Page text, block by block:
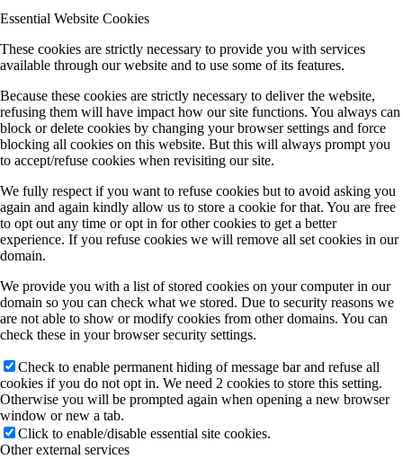
Essential Website Cookies
These cookies are strictly necessary to provide you with services
available through our website and to use some of its features.
Because these cookies are strictly necessary to deliver the website,
refusing them will have impact how our site functions. You always can
block or delete cookies by changing your browser settings and force
blocking all cookies on this website. But this will always prompt you
to accept/refuse cookies when revisiting our site.
We fully respect if you want to refuse cookies but to avoid asking you
again and again kindly allow us to store a cookie for that. You are free
to opt out any time or opt in for other cookies to get a better
experience. If you refuse cookies we will remove all set cookies in our
domain.
We provide you with a list of stored cookies on your computer in our
domain so you can check what we stored. Due to security reasons we
are not able to show or modify cookies from other domains. You can
check these in your browser security settings.
Check to enable permanent hiding of message bar and refuse all
cookies if you do not opt in. We need 2 cookies to store this setting.
Otherwise you will be prompted again when opening a new browser
window or new a tab.
Click to enable/disable essential site cookies.
Other external services